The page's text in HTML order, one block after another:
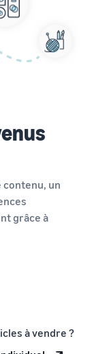
contenu, un
grâce à
à vendre ?